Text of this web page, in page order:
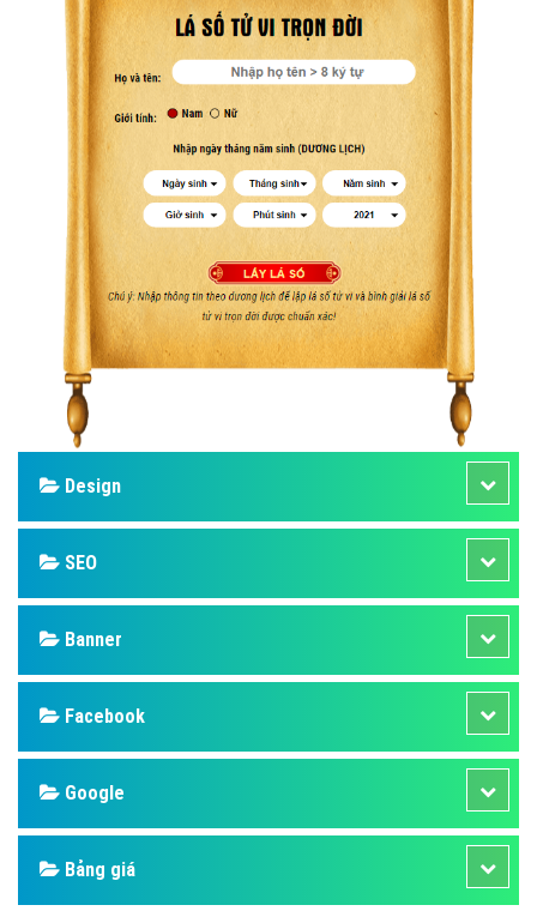
Design
SEO
Banner
Facebook
Google
Bảng giá